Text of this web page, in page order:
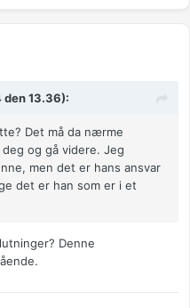
den 13.36):
Det må da nærme
og gå videre. Jeg
men det er hans ansvar
det er han som er i et
Denne